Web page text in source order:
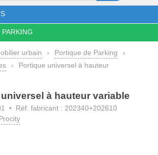
urbain › Portique de Parking
›
›
Portique universel à hauteur
à hauteur variable
• Réf. fabricant : 202340+202610